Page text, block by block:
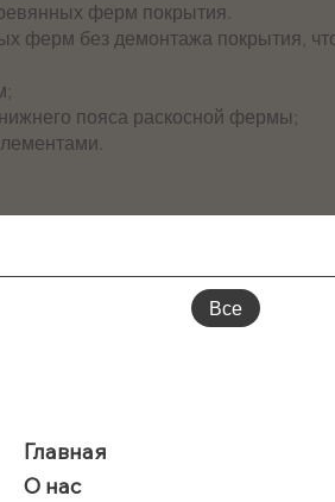
ферм покрытия.
без демонтажа покрытия,
пояса раскосной фермы;
Все
Главная
О нас